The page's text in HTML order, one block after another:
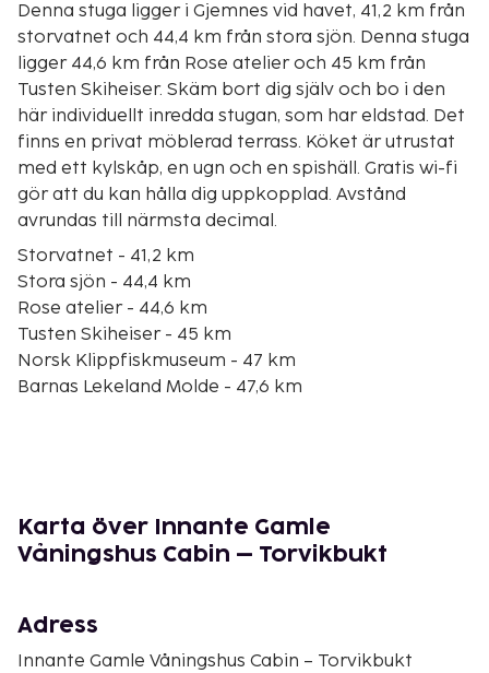
Denna stuga ligger i Gjemnes vid havet, 41,2 km från
storvatnet och 44,4 km från stora sjön. Denna stuga
ligger 44,6 km från Rose atelier och 45 km från
Tusten Skiheiser. Skäm bort dig själv och bo i den
här individuellt inredda stugan, som har eldstad. Det
finns en privat möblerad terrass. Köket är utrustat
med ett kylskåp, en ugn och en spishäll. Gratis wi-fi
gör att du kan hålla dig uppkopplad. Avstånd
avrundas till närmsta decimal.
Storvatnet - 41,2 km
Stora sjön - 44,4 km
Rose atelier - 44,6 km
Tusten Skiheiser - 45 km
Norsk Klippfiskmuseum - 47 km
Barnas Lekeland Molde - 47,6 km
Molde City Center - 48 km
Aursjovegenvägen - 48,1 km
Atlanten Stadion - 48,3 km
Atlanterhavsbadet inomhusvattenpark - 48,3 km
Närmaste flygplatser är:
Karta över Innante Gamle
Våningshus Cabin – Torvikbukt
Adress
Innante Gamle Våningshus Cabin – Torvikbukt